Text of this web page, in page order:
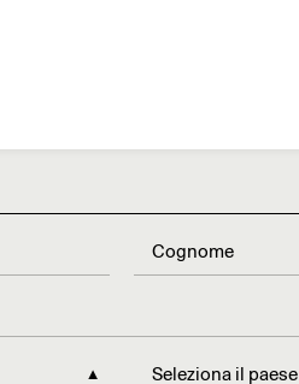
► Seleziona il paese